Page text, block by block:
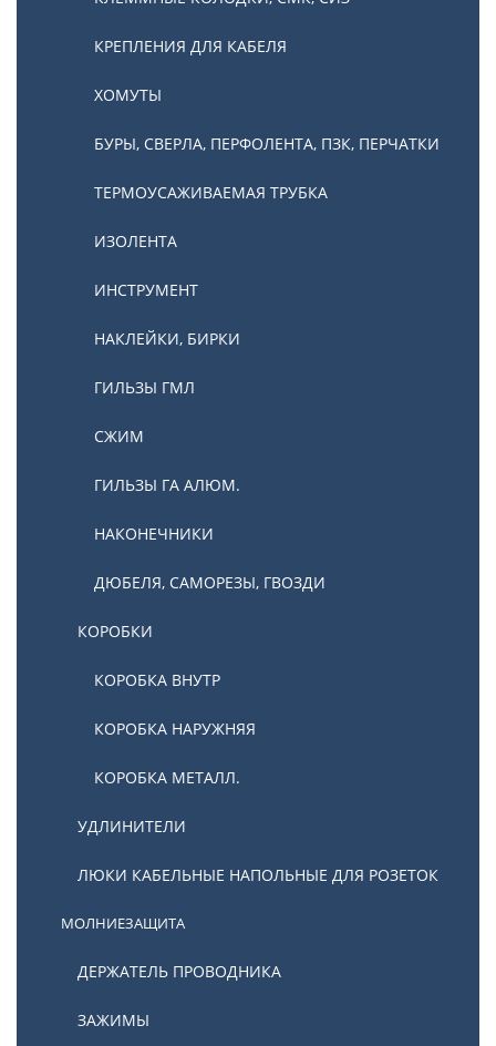
КРЕПЛЕНИЯ ДЛЯ КАБЕЛЯ
ХОМУТЫ
БУРЫ, СВЕРЛА, ПЕРФОЛЕНТА, ПЗК, ПЕРЧАТКИ
ТЕРМОУСАЖИВАЕМАЯ ТРУБКА
ИЗОЛЕНТА
ИНСТРУМЕНТ
НАКЛЕЙКИ, БИРКИ
ГИЛЬЗЫ ГМЛ
СЖИМ
ГИЛЬЗЫ ГА АЛЮМ.
НАКОНЕЧНИКИ
ДЮБЕЛЯ, САМОРЕЗЫ, ГВОЗДИ
КОРОБКИ
КОРОБКА ВНУТР
КОРОБКА НАРУЖНЯЯ
КОРОБКА МЕТАЛЛ.
УДЛИНИТЕЛИ
ЛЮКИ КАБЕЛЬНЫЕ НАПОЛЬНЫЕ ДЛЯ РОЗЕТОК
МОЛНИЕЗАЩИТА
ДЕРЖАТЕЛЬ ПРОВОДНИКА
ЗАЖИМЫ